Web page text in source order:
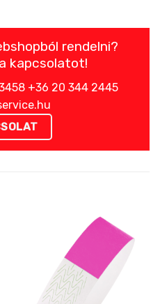
rendelni?
kapcsolatot!
+36 20 344 2445